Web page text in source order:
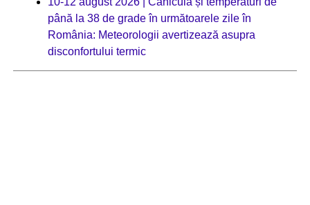
până la 38 de grade în următoarele zile în
România: Meteorologii avertizează asupra
disconfortului termic